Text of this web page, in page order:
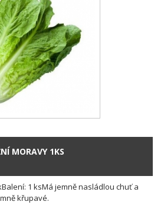
MORAVY 1KS
1 ksMá jemně nasládlou chuť a
křupavé.